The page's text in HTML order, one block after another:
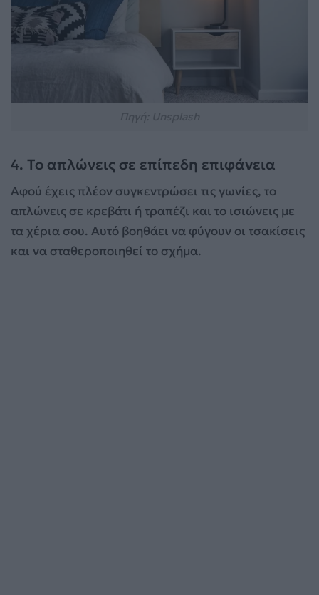
4. Το απλώνεις σε επίπεδη επιφάνεια
Αφού έχεις πλέον συγκεντρώσει τις γωνίες, το
απλώνεις σε κρεβάτι ή τραπέζι και το ισιώνεις με
τα χέρια σου. Αυτό βοηθάει να φύγουν οι τσακίσεις
και να σταθεροποιηθεί το σχήμα.